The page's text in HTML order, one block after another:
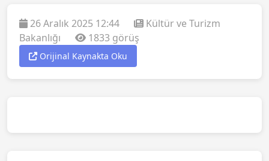
26 Aralık 2025 12:44
Kültür ve Turizm
Bakanlığı
1833 görüş
Orijinal Kaynakta Oku